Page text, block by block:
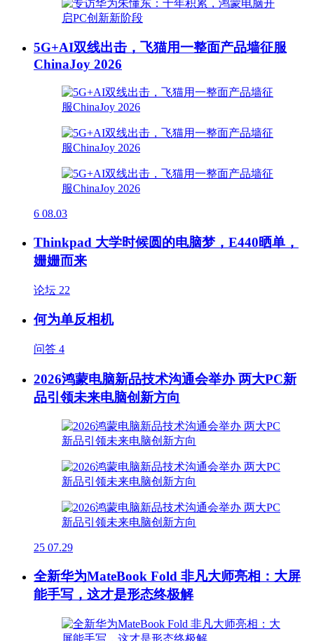
5G+AI双线出击，飞猫用一整面产品墙征服
ChinaJoy 2026
6 08.03
Thinkpad 大学时候圆的电脑梦，E440晒单，
姗姗而来
论坛 22
何为单反相机
问答 4
2026鸿蒙电脑新品技术沟通会举办 两大PC新
品引领未来电脑创新方向
25 07.29
全新华为MateBook Fold 非凡大师亮相：大屏
能手写，这才是形态终极解